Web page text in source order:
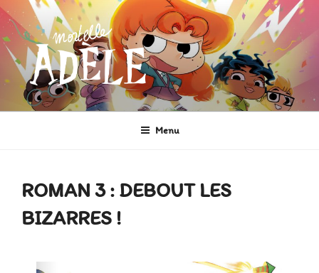
Aller
au
contenu
principal
MORTELLE ADÈLE
Héroïne de Bande dessinée
Menu
ROMAN 3 : DEBOUT LES
BIZARRES !